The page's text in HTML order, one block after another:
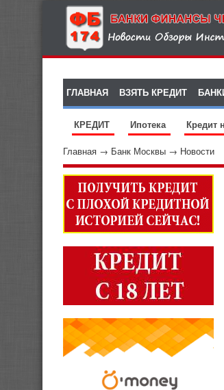
ГЛАВНАЯ ВЗЯТЬ КРЕДИТ
КРЕДИТ Ипотека Кредит
Главная → Банк Москвы → Новости